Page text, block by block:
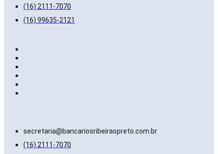
(16) 2111-7070
(16) 99635-2121
secretaria@bancariosribeiraopreto.com.br
(16) 2111-7070